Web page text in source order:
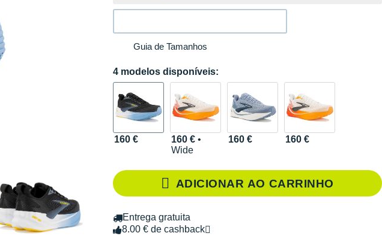
Guia de Tamanhos
4 modelos disponíveis:
160 € 160 €•
Wide
160 € 160 €
ADICIONAR AO CARRINHO
Entrega gratuita
8.00 € de cashback